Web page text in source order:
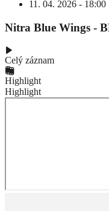
11. 04. 2026 - 18:00
Nitra Blue Wings -
Celý záznam
Highlight
Highlight